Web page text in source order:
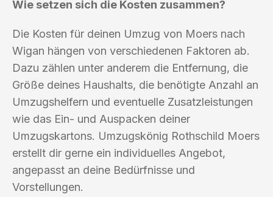
Wie setzen sich die Kosten zusammen?
Die Kosten für deinen Umzug von Moers nach
Wigan hängen von verschiedenen Faktoren ab.
Dazu zählen unter anderem die Entfernung, die
Größe deines Haushalts, die benötigte Anzahl an
Umzugshelfern und eventuelle Zusatzleistungen
wie das Ein- und Auspacken deiner
Umzugskartons. Umzugskönig Rothschild Moers
erstellt dir gerne ein individuelles Angebot,
angepasst an deine Bedürfnisse und
Vorstellungen.